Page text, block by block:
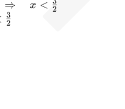
⇒ x < 2
2
3